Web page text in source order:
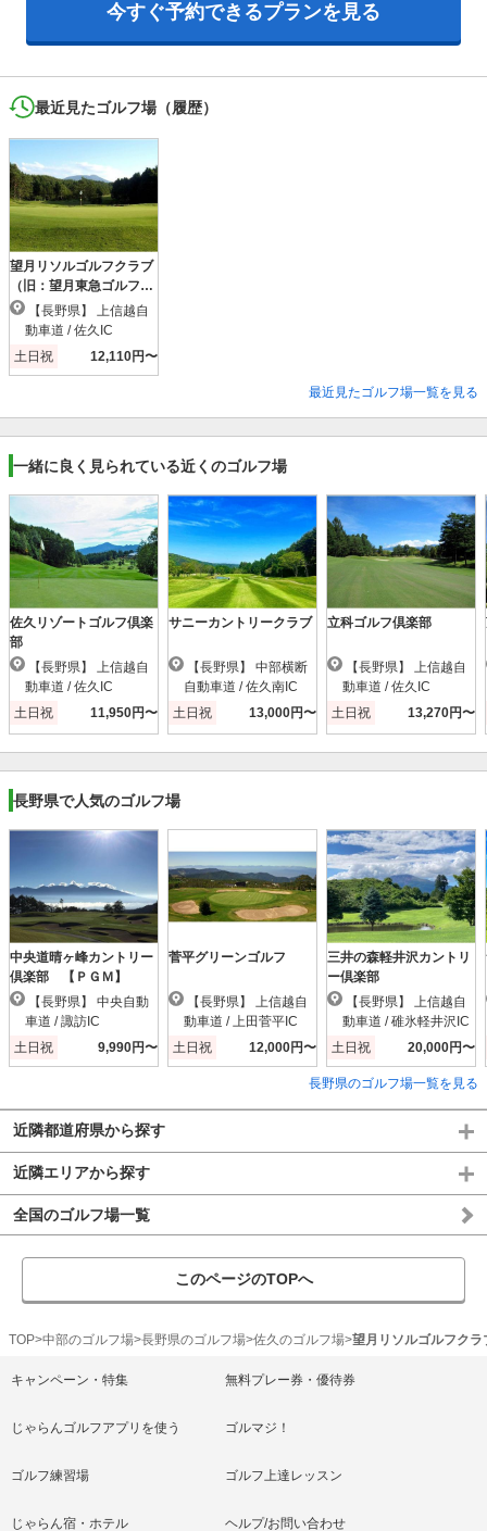
今すぐ予約できるプランを見る
最近見たゴルフ場（履歴）
望月リソルゴルフクラブ
（旧：望月東急ゴルフク
ラブ）
動車道 / 佐久IC
土日祝
12,110円〜
最近見たゴルフ場一覧を見る
一緒に良く見られている近くのゴルフ場
佐久リゾートゴルフ倶楽
部
動車道 / 佐久IC
土日祝
11,950円〜
サニーカントリークラブ
自動車道 / 佐久南IC
土日祝
13,000円〜
立科ゴルフ倶楽部
動車道 / 佐久IC
土日祝
13,270円〜
長野県で人気のゴルフ場
中央道晴ヶ峰カントリー
倶楽部 【ＰＧＭ】
車道 / 諏訪IC
土日祝
9,990円〜
菅平グリーンゴルフ
動車道 / 上田菅平IC
土日祝
12,000円〜
三井の森軽井沢カントリ
ー倶楽部
動車道 / 碓氷軽井沢IC
土日祝
20,000円〜
長野県のゴルフ場一覧を見る
近隣都道府県から探す
近隣エリアから探す
全国のゴルフ場一覧
このページのTOPへ
TOP 中部のゴルフ場 長野県のゴルフ場 佐久のゴルフ場 望月リソルゴルフク
キャンペーン・特集 無料プレー券・優待券
じゃらんゴルフアプリを使う ゴルマジ！
ゴルフ練習場 ゴルフ上達レッスン
じゃらん宿・ホテル ヘルプ/お問い合わせ